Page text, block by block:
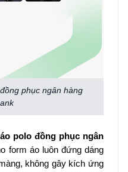
phục ngân hàng
polo đồng phục ngân
form áo luôn đứng dáng
không gây kích ứng